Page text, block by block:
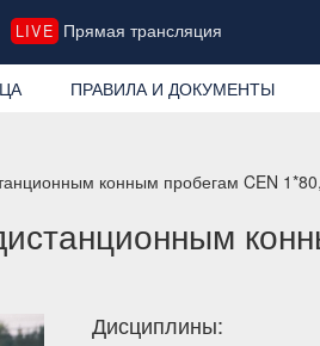
LIVE Прямая трансляция
ПРАВИЛА И ДОКУМЕНТЫ
конным пробегам CEN
Дисциплины: